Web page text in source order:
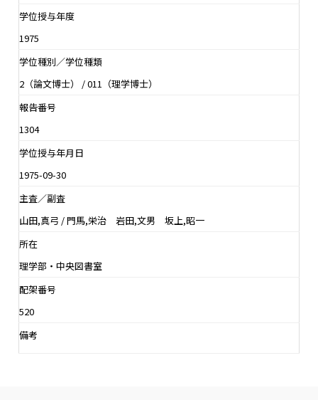
学位授与年度
1975
学位種別／学位種類
2（論文博士） / 011（理学博士）
報告番号
1304
学位授与年月日
1975-09-30
主査／副査
山田,真弓 / 門馬,栄治 岩田,文男 坂上,昭一
所在
理学部・中央図書室
配架番号
520
備考